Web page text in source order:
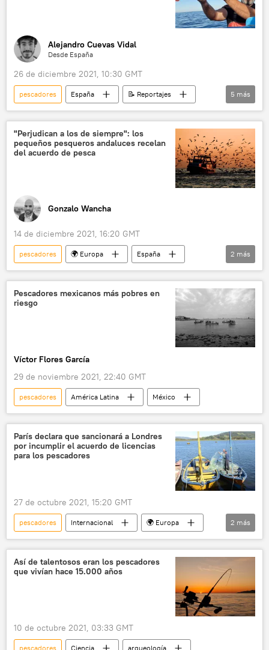
Alejandro Cuevas Vidal
Desde España
26 de diciembre 2021, 10:30 GMT
pescadores España
📝 Reportajes
medioambiente
Galicia
Xunta de Galicia
influencers
5 más
"Perjudican a los de siempre": los
pequeños pesqueros andaluces recelan
del acuerdo de pesca
Gonzalo Wancha
14 de diciembre 2021, 16:20 GMT
pescadores 🌍 Europa
España
📝 Reportajes
pesca
2 más
Pescadores mexicanos más pobres en
riesgo
Víctor Flores García
29 de noviembre 2021, 22:40 GMT
pescadores América Latina México
París declara que sancionará a Londres
por incumplir el acuerdo de licencias
para los pescadores
27 de octubre 2021, 15:20 GMT
pescadores Internacional
🌍 Europa
Francia
Reino Unido
2 más
Así de talentosos eran los pescadores
que vivían hace 15.000 años
10 de octubre 2021, 03:33 GMT
pescadores Ciencia arqueología